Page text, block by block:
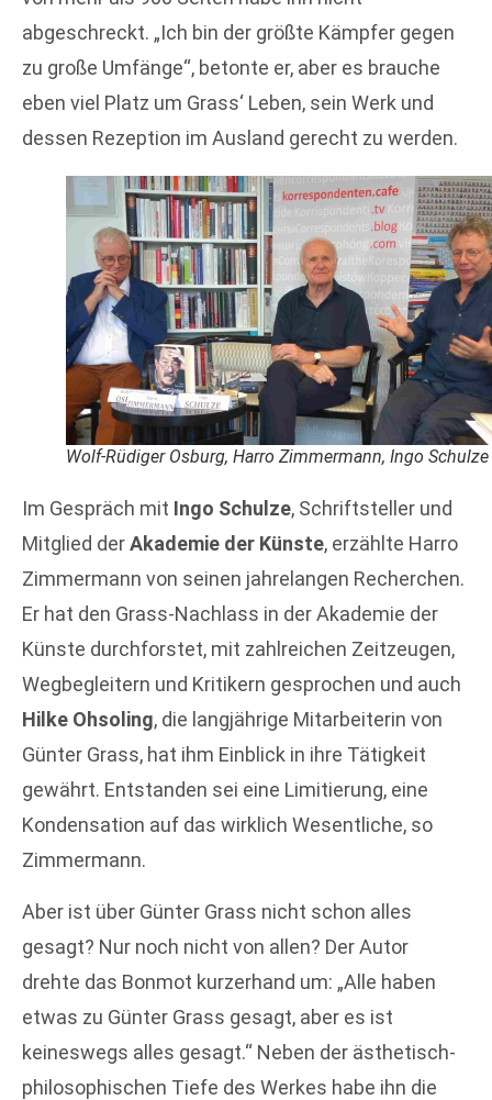
abgeschreckt. „Ich bin der größte Kämpfer gegen
zu große Umfänge“, betonte er, aber es brauche
eben viel Platz um Grass‘ Leben, sein Werk und
dessen Rezeption im Ausland gerecht zu werden.
Wolf-Rüdiger Osburg, Harro Zimmermann, Ingo Schulze
Im Gespräch mit Ingo Schulze, Schriftsteller und
Mitglied derAkademie der Künste, erzählte Harro
Zimmermann von seinen jahrelangen Recherchen.
Er hat den Grass-Nachlass in der Akademie der
Künste durchforstet, mit zahlreichen Zeitzeugen,
Wegbegleitern und Kritikern gesprochen und auch
Hilke Ohsoling, die langjährige Mitarbeiterin von
Günter Grass, hat ihm Einblick in ihre Tätigkeit
gewährt. Entstanden sei eine Limitierung, eine
Kondensation auf das wirklich Wesentliche, so
Zimmermann.
Aber ist über Günter Grass nicht schon alles
gesagt? Nur noch nicht von allen? Der Autor
drehte das Bonmot kurzerhand um: „Alle haben
etwas zu Günter Grass gesagt, aber es ist
keineswegs alles gesagt.“ Neben der ästhetisch-
philosophischen Tiefe des Werkes habe ihn die